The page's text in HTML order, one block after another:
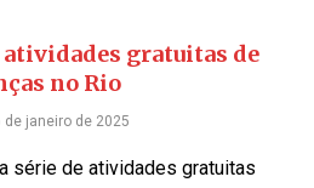
gratuitas de
no Rio
de janeiro de 2025
série de atividades gratuitas